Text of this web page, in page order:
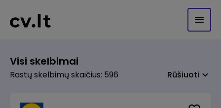
Visi skelbimai
Rastų skelbimų skaičius: 596 Rūšiuoti